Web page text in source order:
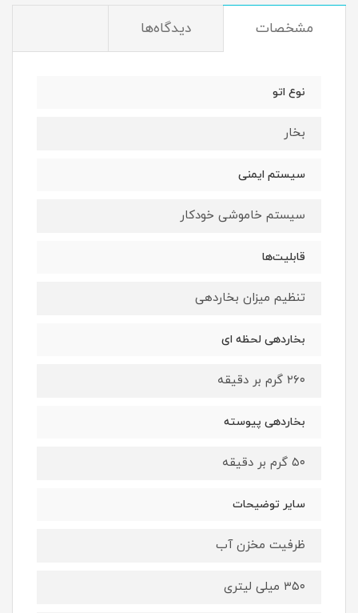
مشخصات دیدگاه‌ها
نوع اتو
بخار
سیستم ایمنی
سیستم خاموشی خودکار
قابلیت‌ها
تنظیم میزان بخاردهی
بخاردهی لحظه ای
۲۶۰ گرم بر دقیقه
بخاردهی پیوسته
۵۰ گرم بر دقیقه
سایر توضیحات
ظرفیت مخزن آب
۳۵۰ میلی لیتری